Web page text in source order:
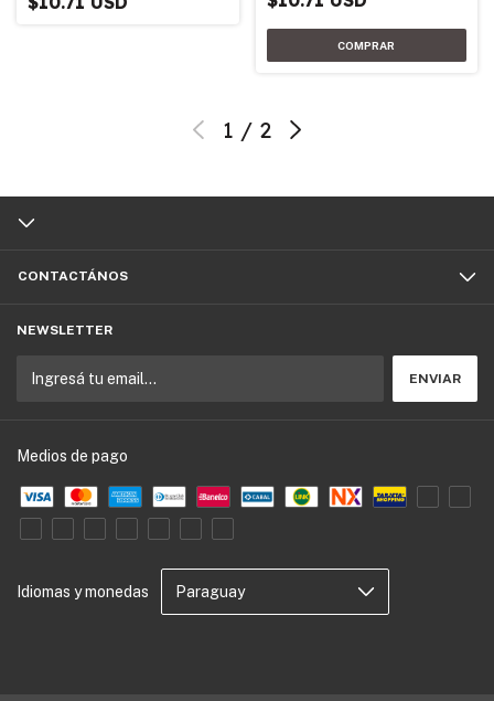
1 / 2
CONTACTÁNOS
NEWSLETTER
Medios de pago
Idiomas y monedas